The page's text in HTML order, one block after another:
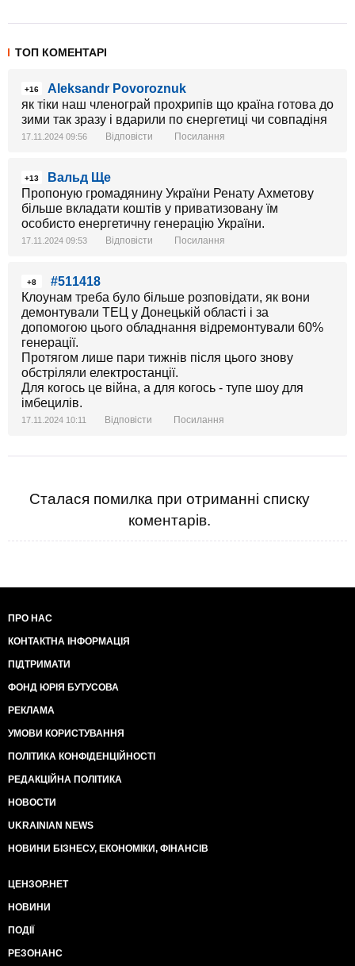
ТОП КОМЕНТАРІ
+16
Aleksandr Povoroznuk
як тіки наш членограй прохрипів що країна готова до
зими так зразу і вдарили по єнергетиці чи совпадіня
17.11.2024 09:56 Відповісти Посилання
+13
Вальд Ще
Пропоную громадянину України Ренату Ахметову
більше вкладати коштів у приватизовану їм
особисто енергетичну генерацію України.
17.11.2024 09:53 Відповісти Посилання
+8
Клоунам треба було більше розповідати, як вони
демонтували ТЕЦ у Донецькій області і за
допомогою цього обладнання відремонтували 60%
генерації.
Протягом лише пари тижнів після цього знову
обстріляли електростанції.
Для когось це війна, а для когось - тупе шоу для
імбецилів.
17.11.2024 10:11 Відповісти Посилання
Сталася помилка при отриманні списку
коментарів.
ПРО НАС
КОНТАКТНА ІНФОРМАЦІЯ
ПІДТРИМАТИ
ФОНД ЮРІЯ БУТУСОВА
РЕКЛАМА
УМОВИ КОРИСТУВАННЯ
ПОЛІТИКА КОНФІДЕНЦІЙНОСТІ
РЕДАКЦІЙНА ПОЛІТИКА
НОВОСТИ
UKRAINIAN NEWS
НОВИНИ БІЗНЕСУ, ЕКОНОМІКИ, ФІНАНСІВ
ЦЕНЗОР.НЕТ
НОВИНИ
ПОДІЇ
РЕЗОНАНС